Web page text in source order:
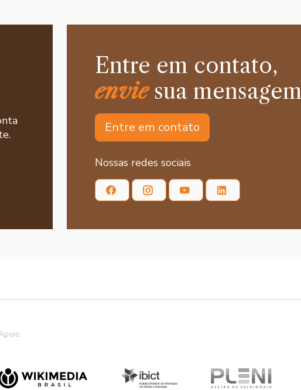
Entre em contato,
enviesua mensagem
Entre em contato
Nossas redes sociais